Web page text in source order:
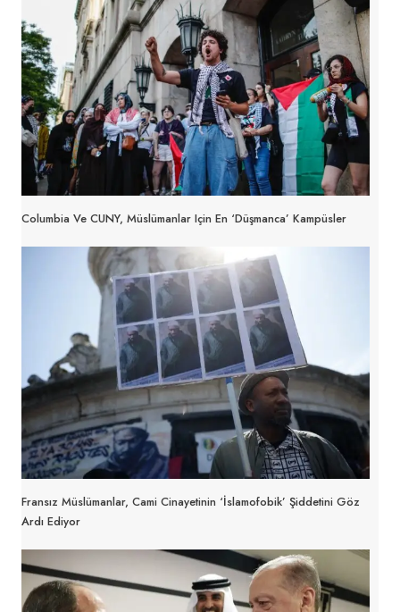
Columbia Ve CUNY, Müslümanlar Için En ‘düşmanca’ Kampüsler
Fransız Müslümanlar, Cami Cinayetinin ‘İslamofobik’ Şiddetini Göz
Ardı Ediyor